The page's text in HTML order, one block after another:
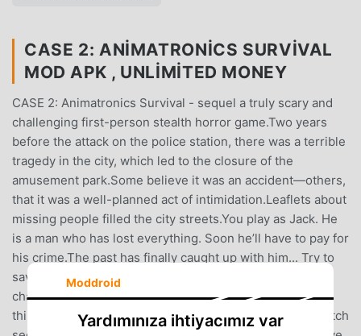
CASE 2: ANIMATRONICS SURVIVAL
MOD APK , UNLIMITED MONEY
CASE 2: Animatronics Survival - sequel a truly scary and
challenging first-person stealth horror game.Two years
before the attack on the police station, there was a terrible
tragedy in the city, which led to the closure of the
amusement park.Some believe it was an accident—others,
that it was a well-planned act of intimidation.Leaflets about
missing people filled the city streets.You play as Jack. He
is a man who has lost everything. Soon he’ll have to pay for
his crime.The past has finally caught up with him... Try to
save him.Features:A well-considered story with its own
characteristics;Unexpected situations that will make you
think;A lot of different game locations;Use the tablet: watch
Moddroid
Yardımınıza ihtiyacımız var